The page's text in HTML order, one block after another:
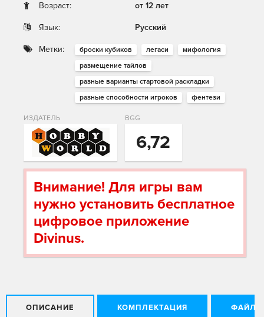
Возраст: от 12 лет
Язык: Русский
Метки: броски кубиков легаси
мифология
размещение тайлов
разные варианты стартовой раскладки
разные способности игроков
фентези
ИЗДАТЕЛЬ BGG
6,72
Внимание! Для игры вам
нужно установить бесплатное
цифровое приложение
Divinus.
ОПИСАНИЕ КОМПЛЕКТАЦИЯ ФАЙЛЫ